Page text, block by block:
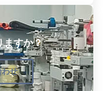
ますか？
わせ